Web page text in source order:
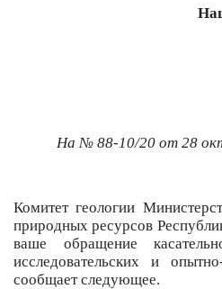
На № 88-10/20 от 28
Комитет геологии
природных ресурсов
ваше обращение
исследовательских и
сообщает следующее.